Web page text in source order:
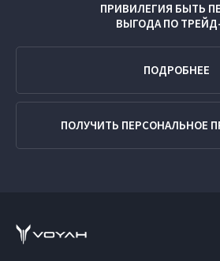
ПРИВИЛЕГИЯ БЫТЬ
ВЫГОДА ПО
ПОДРОБНЕЕ
ПОЛУЧИТЬ ПЕРСОНАЛЬНОЕ